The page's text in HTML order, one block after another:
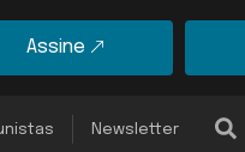
Assine
Newsletter